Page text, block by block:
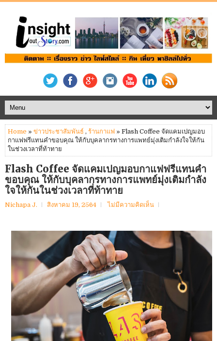
Home » ข่าวประชาสัมพันธ์ , ร้านกาแฟ » Flash Coffee จัดแคมเปญมอบ
กาแฟฟรีแทนคำขอบคุณ ให้กับบุคลากรทางการแพทย์มุ่งเติมกำลังใจให้กัน
ในช่วงเวลาที่ท้าทาย
Flash Coffee จัดแคมเปญมอบกาแฟฟรีแทนคำ
ขอบคุณ ให้กับบุคลากรทางการแพทย์มุ่งเติมกำลัง
ใจให้กันในช่วงเวลาที่ท้าทาย
Nichapa J. สิงหาคม 19, 2564 ไม่มีความคิดเห็น